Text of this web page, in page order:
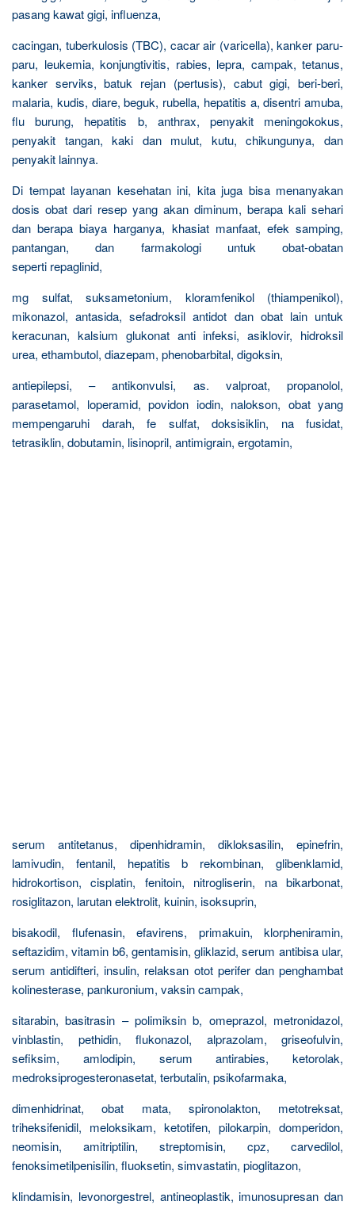
pasang kawat gigi, influenza,
cacingan, tuberkulosis (TBC), cacar air (varicella), kanker paru-
paru, leukemia, konjungtivitis, rabies, lepra, campak, tetanus,
kanker serviks, batuk rejan (pertusis), cabut gigi, beri-beri,
malaria, kudis, diare, beguk, rubella, hepatitis a, disentri amuba,
flu burung, hepatitis b, anthrax, penyakit meningokokus,
penyakit tangan, kaki dan mulut, kutu, chikungunya, dan
penyakit lainnya.
Di tempat layanan kesehatan ini, kita juga bisa menanyakan
dosis obat dari resep yang akan diminum, berapa kali sehari
dan berapa biaya harganya, khasiat manfaat, efek samping,
pantangan, dan farmakologi untuk obat-obatan
seperti repaglinid,
mg sulfat, suksametonium, kloramfenikol (thiampenikol),
mikonazol, antasida, sefadroksil antidot dan obat lain untuk
keracunan, kalsium glukonat anti infeksi, asiklovir, hidroksil
urea, ethambutol, diazepam, phenobarbital, digoksin,
antiepilepsi, – antikonvulsi, as. valproat, propanolol,
parasetamol, loperamid, povidon iodin, nalokson, obat yang
mempengaruhi darah, fe sulfat, doksisiklin, na fusidat,
tetrasiklin, dobutamin, lisinopril, antimigrain, ergotamin,
serum antitetanus, dipenhidramin, dikloksasilin, epinefrin,
lamivudin, fentanil, hepatitis b rekombinan, glibenklamid,
hidrokortison, cisplatin, fenitoin, nitrogliserin, na bikarbonat,
rosiglitazon, larutan elektrolit, kuinin, isoksuprin,
bisakodil, flufenasin, efavirens, primakuin, klorpheniramin,
seftazidim, vitamin b6, gentamisin, gliklazid, serum antibisa ular,
serum antidifteri, insulin, relaksan otot perifer dan penghambat
kolinesterase, pankuronium, vaksin campak,
sitarabin, basitrasin – polimiksin b, omeprazol, metronidazol,
vinblastin, pethidin, flukonazol, alprazolam, griseofulvin,
sefiksim, amlodipin, serum antirabies, ketorolak,
medroksiprogesteronasetat, terbutalin, psikofarmaka,
dimenhidrinat, obat mata, spironolakton, metotreksat,
triheksifenidil, meloksikam, ketotifen, pilokarpin, domperidon,
neomisin, amitriptilin, streptomisin, cpz, carvedilol,
fenoksimetilpenisilin, fluoksetin, simvastatin, pioglitazon,
klindamisin, levonorgestrel, antineoplastik, imunosupresan dan